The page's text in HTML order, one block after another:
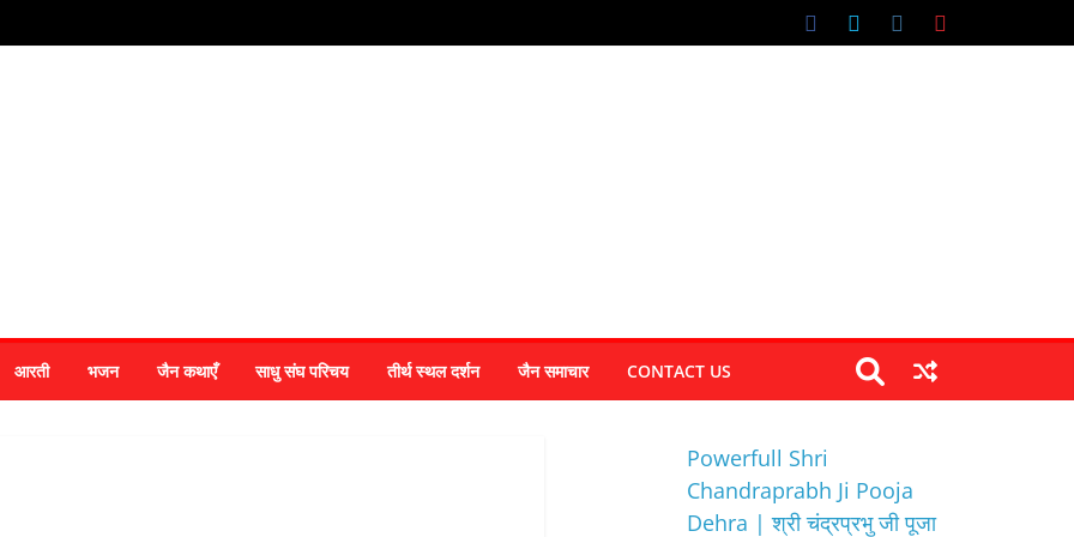
आरती भजन जैन कथाएँ साधु संघ परिचय तीर्थ स्थल दर्शन जैन समाचार CONTACT US
Powerfull Shri
Chandraprabh Ji Pooja
Dehra | श्री चंद्रप्रभु जी पूजा